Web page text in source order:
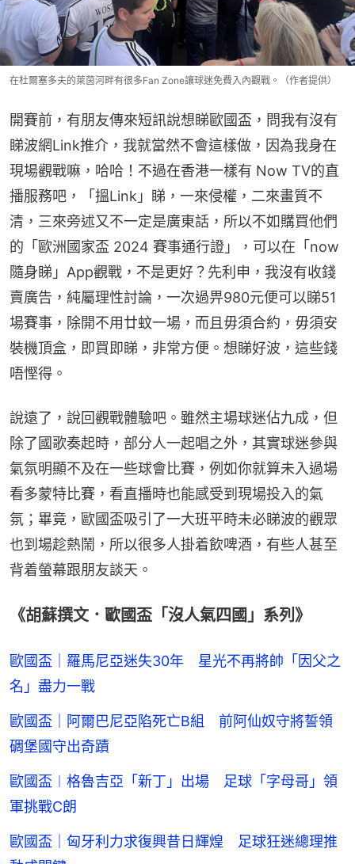
在杜爾塞多夫的萊茵河畔有很多Fan Zone讓球迷免費入內觀戰。（作者提供）
開賽前，有朋友傳來短訊說想睇歐國盃，問我有沒有
睇波網Link推介，我就當然不會這樣做，因為我身在
現場觀戰嘛，哈哈！不過在香港一樣有 Now TV的直
播服務吧，「搵Link」睇，一來侵權，二來畫質不
清，三來旁述又不一定是廣東話，所以不如購買他們
的「歐洲國家盃 2024 賽事通行證」，可以在「now
隨身睇」App觀戰，不是更好？先利申，我沒有收錢
賣廣告，純屬理性討論，一次過畀980元便可以睇51
場賽事，除開不用廿蚊一場，而且毋須合約，毋須安
裝機頂盒，即買即睇，非常方便。想睇好波，這些錢
唔慳得。
說遠了，說回觀戰體驗吧。雖然主場球迷佔九成，但
除了國歌奏起時，部分人一起唱之外，其實球迷參與
氣氛明顯不及在一些球會比賽，例如你就算未入過場
看多蒙特比賽，看直播時也能感受到現場投入的氣
氛；畢竟，歐國盃吸引了一大班平時未必睇波的觀眾
也到場趁熱鬧，所以很多人掛着飲啤酒，有些人甚至
背着螢幕跟朋友談天。
《胡蘇撰文．歐國盃「沒人氣四國」系列》
歐國盃｜羅馬尼亞迷失30年 星光不再將帥「因父之
名」盡力一戰
歐國盃｜阿爾巴尼亞陷死亡B組 前阿仙奴守將誓領
碉堡國守出奇蹟
歐國盃︱格魯吉亞「新丁」出場 足球「字母哥」領
軍挑戰C朗
歐國盃｜匈牙利力求復興昔日輝煌 足球狂迷總理推